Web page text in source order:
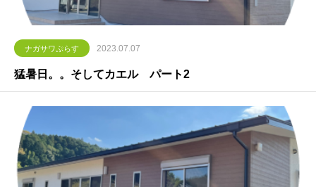
ナガサワぷらす 2023.07.07
猛暑日。。そしてカエル パート2